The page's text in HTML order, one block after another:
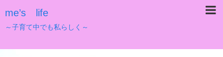
me’s life
～子育て中でも私らしく～